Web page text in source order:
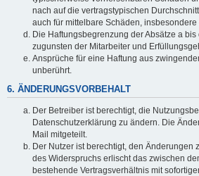
nach auf die vertragstypischen
auch für mittelbare Schäden, insbesondere
Die Haftungsbegrenzung der Absätze a
zugunsten der Mitarbeiter und
Ansprüche für eine Haftung aus
unberührt.
6. ÄNDERUNGSVORBEHALT
Der Betreiber ist berechtigt, die
Datenschutzerklärung zu ändern. Die
Mail mitgeteilt.
Der Nutzer ist berechtigt, den Änderungen
des Widerspruchs erlischt das zwischen
bestehende Vertragsverhältnis mit